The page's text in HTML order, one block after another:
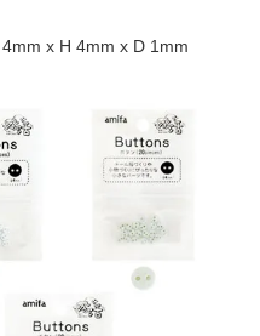
x H 4mm x D 1mm